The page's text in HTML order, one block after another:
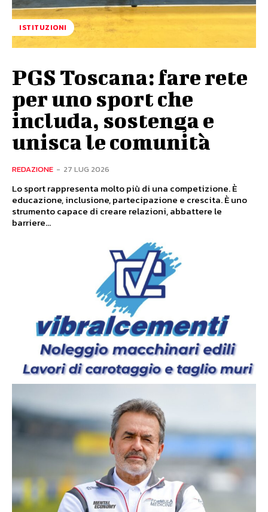
ISTITUZIONI
PGS Toscana: fare rete
per uno sport che
includa, sostenga e
unisca le comunità
REDAZIONE - 27 LUG 2026
Lo sport rappresenta molto più di una competizione. È
educazione, inclusione, partecipazione e crescita. È uno
strumento capace di creare relazioni, abbattere le
barriere...